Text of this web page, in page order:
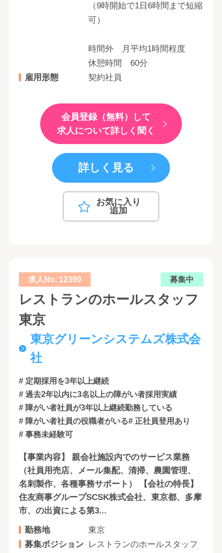
（9時開始で1日6時間まで短縮
可）
時間外 月平均1時間程度
休憩時間 60分
雇用形態
契約社員
会員登録（無料）して
求人について詳しく聞く
詳しく見る
お気に入り
追加
求人No. 12390 募集中
レストランのホールスタッフ
東京
東京グリーンシステムズ株式会
社
# 定期採用を3年以上継続
# 過去2年以内に3名以上の障がい者採用実績
# 障がい者社員が3年以上継続勤務している
# 障がい者社員の役職者がいる# 正社員登用あり
# 事務未経験可
【事業内容】 親会社施設内でのサービス業務
（社員用売店、メール集配、清掃、農園管理、
名刺製作、各種事務サポート） 【会社の特長】
住友商事グループSCSK株式会社、東京都、多摩
市、の出資による第3...
勤務地
東京
募集ポジション レストランのホールスタッフ